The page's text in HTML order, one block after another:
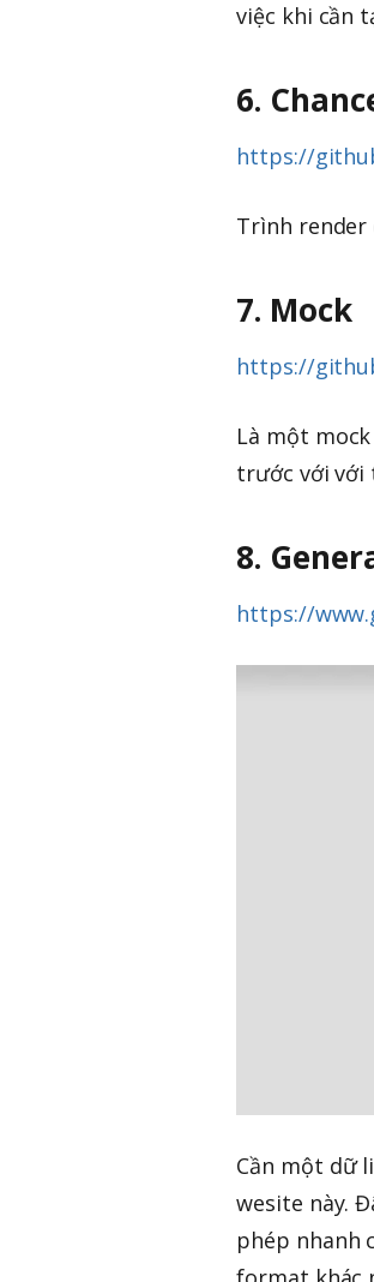
việc khi cần
6.
https://
Trình render
7. Mock
https://
Là một
trước với với
8.
https://
Cần một dữ
wesite này.
phép nhanh